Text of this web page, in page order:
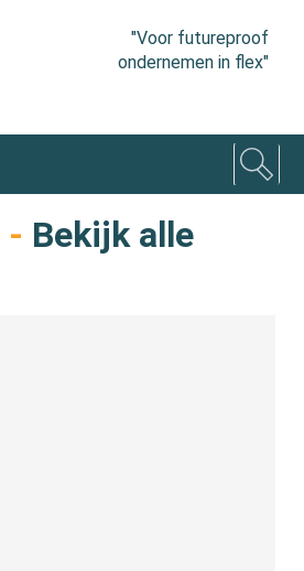
"Voor futureproof
ondernemen in flex"
- Bekijk alle